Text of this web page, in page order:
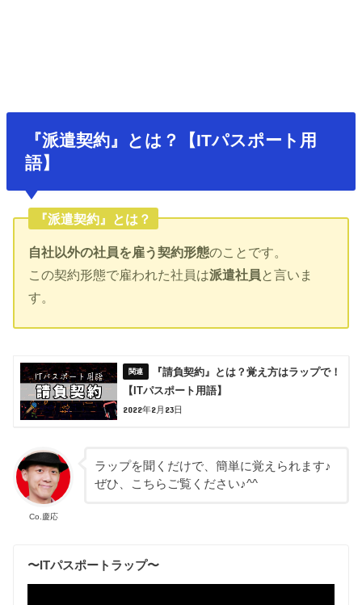
『派遣契約』とは？【ITパスポート用
語】
『派遣契約』とは？
自社以外の社員を雇う契約形態のことです。
この契約形態で雇われた社員は派遣社員 と言いま
す。
『請負契約』とは？覚え方はラップで！
【ITパスポート用語】
2022年2月23日
Co.慶応
ラップを聞くだけで、簡単に覚えられます♪
ぜひ、こちらご覧ください♪^^
〜ITパスポートラップ〜